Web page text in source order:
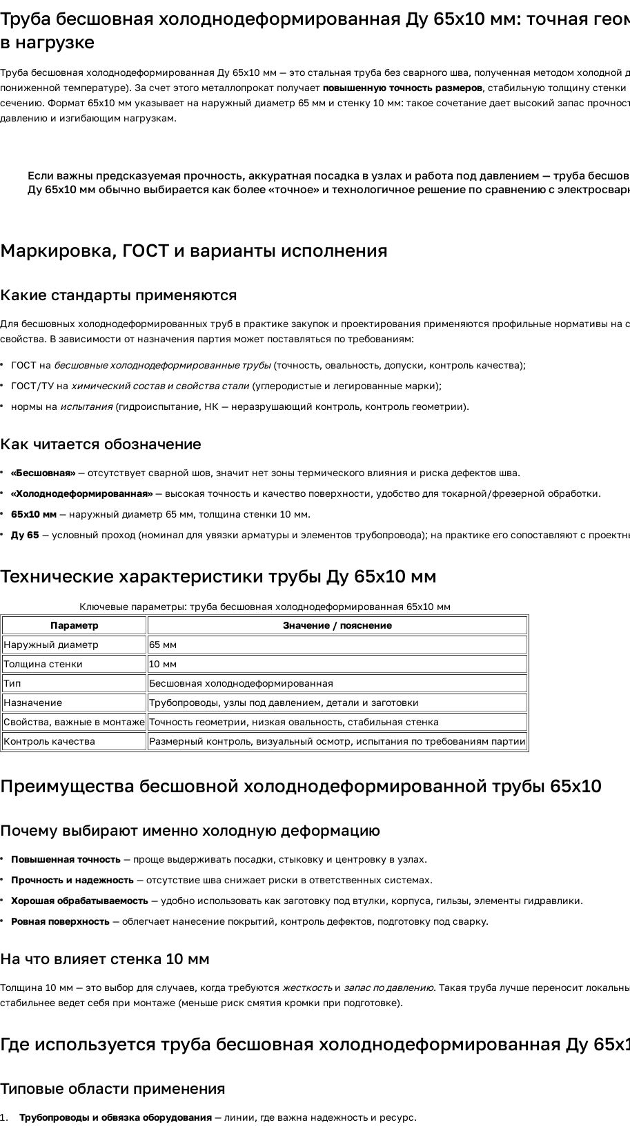
Труба бесшовная холоднодеформированная Ду 65х10 мм: точная
в нагрузке
Труба бесшовная холоднодеформированная Ду 65х10 мм — это стальная труба без сварного шва, полученная методом
пониженной температуре). За счет этого металлопрокат получает повышенную точность размеров, стабильную толщину
сечению. Формат 65х10 мм указывает на наружный диаметр 65 мм и стенку 10 мм: такое сочетание дает высокий запас
давлению и изгибающим нагрузкам.
Если важны предсказуемая прочность, аккуратная посадка в узлах и работа под давлением — труба
Ду 65х10 мм обычно выбирается как более «точное» и технологичное решение по сравнению с
Маркировка, ГОСТ и варианты исполнения
Какие стандарты применяются
Для бесшовных холоднодеформированных труб в практике закупок и проектирования применяются профильные нормативы на
свойства. В зависимости от назначения партия может поставляться по требованиям:
ГОСТ на бесшовные холоднодеформированные трубы(точность, овальность, допуски, контроль качества);
ГОСТ/ТУ на химический состав и свойства стали(углеродистые и легированные марки);
нормы на испытания(гидроиспытание, НК — неразрушающий контроль, контроль геометрии).
Как читается обозначение
«Бесшовная»— отсутствует сварной шов, значит нет зоны термического влияния и риска дефектов шва.
«Холоднодеформированная»— высокая точность и качество поверхности, удобство для токарной/фрезерной обработки.
65х10 мм — наружный диаметр 65 мм, толщина стенки 10 мм.
Ду 65 — условный проход (номинал для увязки арматуры и элементов трубопровода); на практике его сопоставляют с
Технические характеристики трубы Ду 65х10 мм
Ключевые параметры: труба бесшовная холоднодеформированная 65х10 мм
Параметр
Значение / пояснение
Наружный диаметр
65 мм
Толщина стенки
10 мм
Тип
Бесшовная холоднодеформированная
Назначение
Трубопроводы, узлы под давлением, детали и заготовки
Свойства, важные в монтаже Точность геометрии, низкая овальность, стабильная стенка
Контроль качества
Размерный контроль, визуальный осмотр, испытания по требованиям партии
Преимущества бесшовной холоднодеформированной трубы 65х10
Почему выбирают именно холодную деформацию
Повышенная точность — проще выдерживать посадки, стыковку и центровку в узлах.
Прочность и надежность — отсутствие шва снижает риски в ответственных системах.
Хорошая обрабатываемость — удобно использовать как заготовку под втулки, корпуса, гильзы, элементы гидравлики.
Ровная поверхность — облегчает нанесение покрытий, контроль дефектов, подготовку под сварку.
На что влияет стенка 10 мм
Толщина 10 мм — это выбор для случаев, когда требуются жесткостьи запас по давлению. Такая труба лучше переносит
стабильнее ведет себя при монтаже (меньше риск смятия кромки при подготовке).
Где используется труба бесшовная холоднодеформированная Ду
Типовые области применения
Трубопроводы и обвязка оборудования — линии, где важна надежность и ресурс.